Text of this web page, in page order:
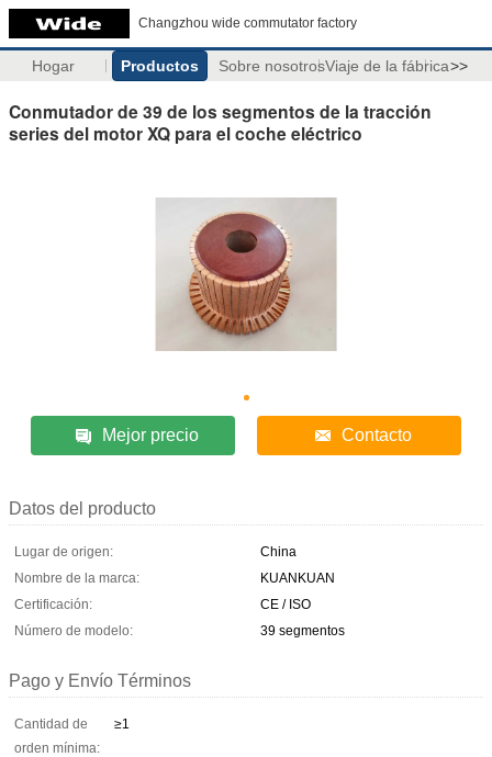
Changzhou wide commutator factory
Hogar Productos Sobre nosotrosViaje de la fábrica>>
Conmutador de 39 de los segmentos de la tracción
series del motor XQ para el coche eléctrico
Mejor precio Contacto
Datos del producto
Lugar de origen:
China
Nombre de la marca:
KUANKUAN
Certificación:
CE / ISO
Número de modelo:
39 segmentos
Pago y Envío Términos
Cantidad de
orden mínima:
≥1